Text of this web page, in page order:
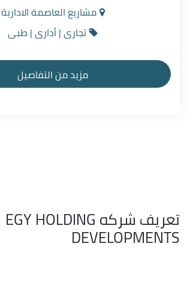
مشاريع العاصمة الادارية
تجارى | أدارى | طبى
مزيد من التفاصيل
تعريف شركه EGY HOLDING
DEVELOPMENTS